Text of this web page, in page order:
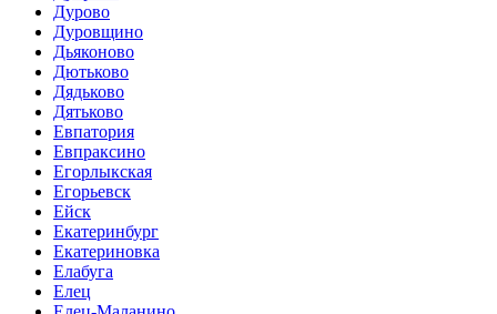
Дурово
Дуровщино
Дьяконово
Дютьково
Дядьково
Дятьково
Евпатория
Евпраксино
Егорлыкская
Егорьевск
Ейск
Екатеринбург
Екатериновка
Елабуга
Елец